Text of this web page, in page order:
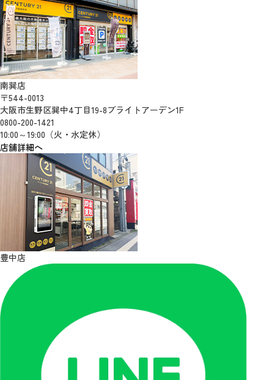
南巽店
〒544-0013
大阪市生野区巽中4丁目19-8ブライトアーデン1F
0800-200-1421
10:00～19:00（火・水定休）
店舗詳細へ
豊中店